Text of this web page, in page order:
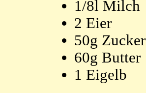
1/8l Milch
2 Eier
50g Zucker
60g Butter
1 Eigelb